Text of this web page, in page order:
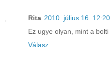
Rita 2010. július 16. 12:20
Ez ugye olyan, mint a bolti
Válasz